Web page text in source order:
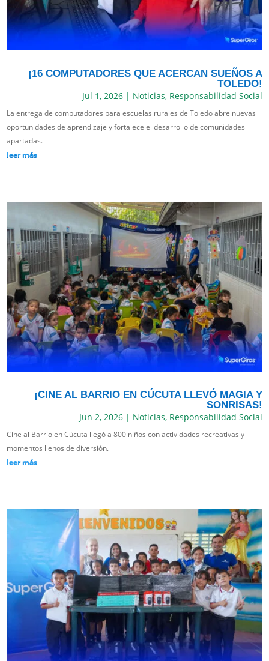
¡16 COMPUTADORES QUE ACERCAN SUEÑOS A
TOLEDO!
Jul 1, 2026| Noticias, Responsabilidad Social
La entrega de computadores para escuelas rurales de Toledo abre nuevas
oportunidades de aprendizaje y fortalece el desarrollo de comunidades
apartadas.
leer más
¡CINE AL BARRIO EN CÚCUTA LLEVÓ MAGIA Y
SONRISAS!
Jun 2, 2026| Noticias, Responsabilidad Social
Cine al Barrio en Cúcuta llegó a 800 niños con actividades recreativas y
momentos llenos de diversión.
leer más